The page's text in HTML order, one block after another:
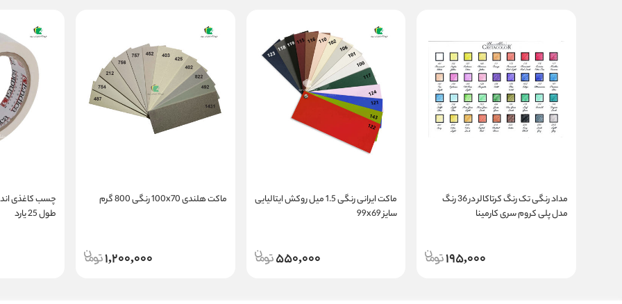
مداد رنگی تک رنگ کرتاکالر در 36 رنگ
مدل پلی کروم سری کارمینا
195,000
ماکت ایرانی رنگی 1.5 میل روکش ایتالیایی
سایز 99x69
550,000
ماکت هلندی 100x70 رنگی 800 گرم
1,200,000
طول 25 یارد